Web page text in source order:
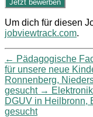
Um dich für diesen
jobviewtrack.com.
← Pädagogische
für unsere neue
Ronnenberg,
gesucht →
DGUV in Heilbronn,
gesucht